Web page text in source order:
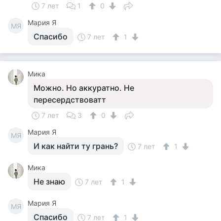
7 лет 1 0
МЯ Мария Я
Спасибо 7 лет 1
Мика
Можно. Но аккуратно. Не
пересердствоватт
7 лет 3 0
МЯ Мария Я
И как найти ту грань? 7 лет 1
Мика
Не знаю 7 лет 1
МЯ Мария Я
Спасибо 7 лет 1